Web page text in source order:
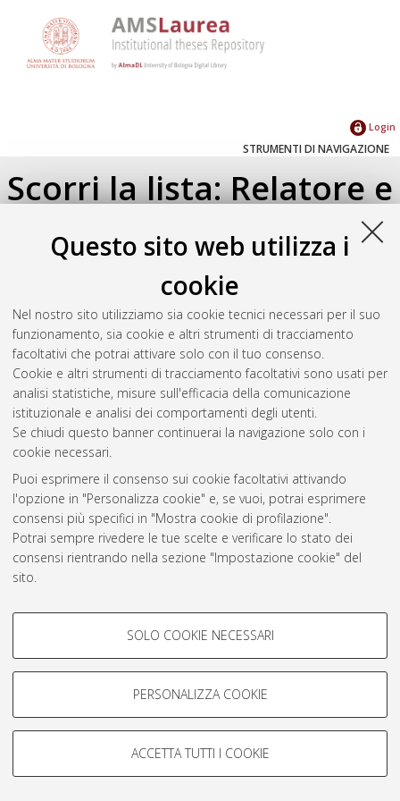
Questo sito web utilizza i
cookie
Nel nostro sito utilizziamo sia cookie tecnici necessari per il suo
funzionamento, sia cookie e altri strumenti di tracciamento
facoltativi che potrai attivare solo con il tuo consenso.
Cookie e altri strumenti di tracciamento facoltativi sono usati per
analisi statistiche, misure sull'efficacia della comunicazione
istituzionale e analisi dei comportamenti degli utenti.
Se chiudi questo banner continuerai la navigazione solo con i
cookie necessari.
Puoi esprimere il consenso sui cookie facoltativi attivando
l'opzione in "Personalizza cookie" e, se vuoi, potrai esprimere
consensi più specifici in "Mostra cookie di profilazione".
Potrai sempre rivedere le tue scelte e verificare lo stato dei
consensi rientrando nella sezione "Impostazione cookie" del
sito.
COOKIE DI PROFILAZIONE -
Si tratta di cookie utilizzati per analizzare le caratteristiche della
navigazione degli utenti, creare profili in base al loro comportamento
Mostra cookie di profilazione
COOKIE TECNICI - NECESSARI
SOLO COOKIE NECESSARI
PERSONALIZZA COOKIE
ACCETTA TUTTI I COOKIE
Login
STRUMENTI DI NAVIGAZIONE
Scorri la lista: Relatore e
Correlatore
Seleziona un valore dall'elenco sottostante.
2025(1)
Atom
Rss 1.0
Rss 2.0
AMS Laurea
Servizio implementato e gestito da AlmaDL
Impostazioni Cookie
© ALMA MATER STUDIORUM - Università di Bologna, 2007-2026.